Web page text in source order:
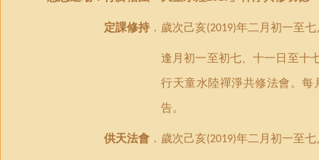
定課修持 ．歲次己亥(2019)年二月初一至
逢月初一至初七、十一日至十
行天童水陸禪淨共修法會。
告。
供天法會 ．歲次己亥(2019)年二月初一至